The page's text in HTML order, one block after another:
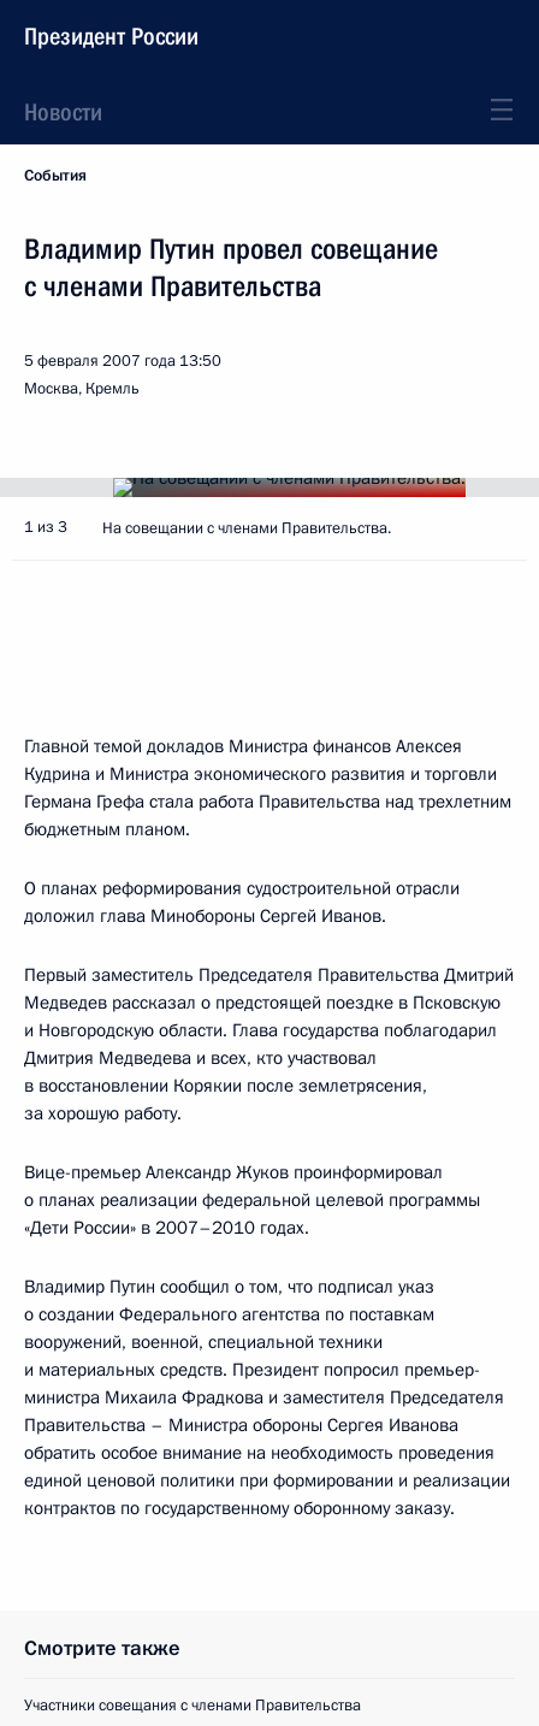
Президент России
Новости
События
Владимир Путин провел совещание
с членами Правительства
5 февраля 2007 года 13:50
Москва, Кремль
1 из 3 На совещании с членами Правительства.
Главной темой докладов Министра финансов Алексея
Кудрина и Министра экономического развития и торговли
Германа Грефа стала работа Правительства над трехлетним
бюджетным планом.
О планах реформирования судостроительной отрасли
доложил глава Минобороны Сергей Иванов.
Первый заместитель Председателя Правительства Дмитрий
Медведев рассказал о предстоящей поездке в Псковскую
и Новгородскую области. Глава государства поблагодарил
Дмитрия Медведева и всех, кто участвовал
в восстановлении Корякии после землетрясения,
за хорошую работу.
Вице-премьер Александр Жуков проинформировал
о планах реализации федеральной целевой программы
«Дети России» в 2007–2010 годах.
Владимир Путин сообщил о том, что подписал указ
о создании Федерального агентства по поставкам
вооружений, военной, специальной техники
и материальных средств. Президент попросил премьер-
министра Михаила Фрадкова и заместителя Председателя
Правительства – Министра обороны Сергея Иванова
обратить особое внимание на необходимость проведения
единой ценовой политики при формировании и реализации
контрактов по государственному оборонному заказу.
Смотрите также
Участники совещания с членами Правительства